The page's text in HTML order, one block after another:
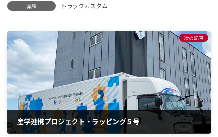
業種 トラックカスタム
次の記事
産学連携プロジェクト・ラッピング５号